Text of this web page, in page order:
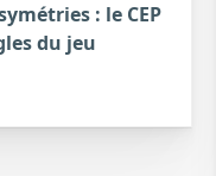
: le CEP
du jeu